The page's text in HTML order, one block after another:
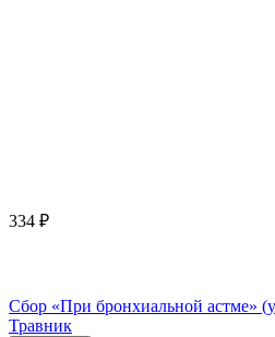
334 ₽
Сбор «При бронхиальной астме»
Травник